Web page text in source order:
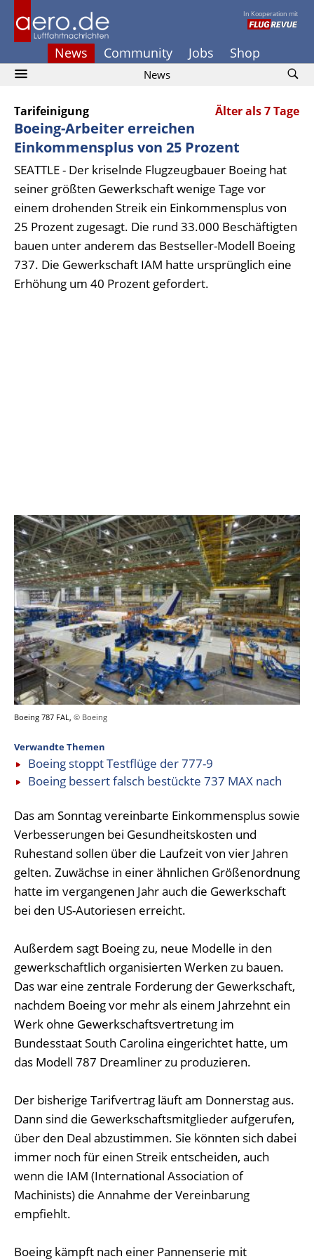
In Kooperation mit
News Community Jobs Shop
News
Tarifeinigung Älter als 7 Tage
Boeing-Arbeiter erreichen
Einkommensplus von 25 Prozent
SEATTLE - Der kriselnde Flugzeugbauer Boeing hat
seiner größten Gewerkschaft wenige Tage vor
einem drohenden Streik ein Einkommensplus von
25 Prozent zugesagt. Die rund 33.000 Beschäftigten
bauen unter anderem das Bestseller-Modell Boeing
737. Die Gewerkschaft IAM hatte ursprünglich eine
Erhöhung um 40 Prozent gefordert.
Boeing 787 FAL, © Boeing
Verwandte Themen
Boeing stoppt Testflüge der 777-9
Boeing bessert falsch bestückte 737 MAX nach
Das am Sonntag vereinbarte Einkommensplus sowie
Verbesserungen bei Gesundheitskosten und
Ruhestand sollen über die Laufzeit von vier Jahren
gelten. Zuwächse in einer ähnlichen Größenordnung
hatte im vergangenen Jahr auch die Gewerkschaft
bei den US-Autoriesen erreicht.
Außerdem sagt Boeing zu, neue Modelle in den
gewerkschaftlich organisierten Werken zu bauen.
Das war eine zentrale Forderung der Gewerkschaft,
nachdem Boeing vor mehr als einem Jahrzehnt ein
Werk ohne Gewerkschaftsvertretung im
Bundesstaat South Carolina eingerichtet hatte, um
das Modell 787 Dreamliner zu produzieren.
Der bisherige Tarifvertrag läuft am Donnerstag aus.
Dann sind die Gewerkschaftsmitglieder aufgerufen,
über den Deal abzustimmen. Sie könnten sich dabei
immer noch für einen Streik entscheiden, auch
wenn die IAM (International Association of
Machinists) die Annahme der Vereinbarung
empfiehlt.
Boeing kämpft nach einer Pannenserie mit